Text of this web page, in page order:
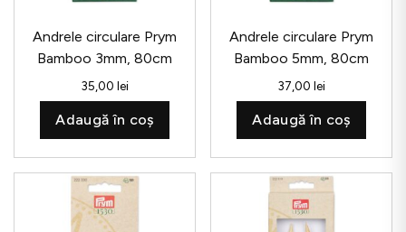
Andrele circulare Prym
Bamboo 3mm, 80cm
35,00 lei
Adaugă în coș
Andrele circulare Prym
Bamboo 5mm, 80cm
37,00 lei
Adaugă în coș